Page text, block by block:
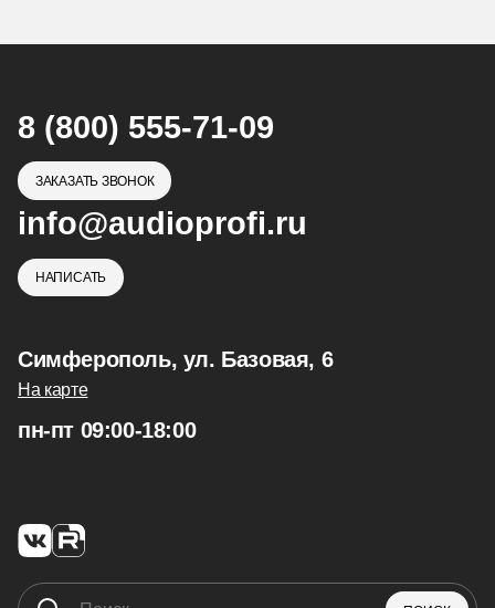
8 (800) 555-71-09
ЗАКАЗАТЬ ЗВОНОК
info@audioprofi.ru
НАПИСАТЬ
Симферополь, ул. Базовая, 6
На карте
пн-пт 09:00-18:00